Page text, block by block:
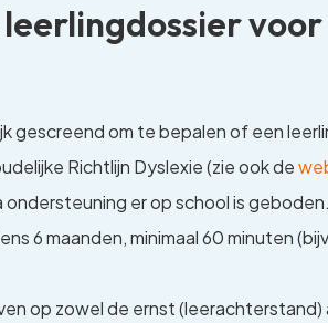
gescreend om te bepalen of een
Richtlijn Dyslexie (zie ook de
er op school is
6 maanden, minimaal 60 minuten
op zowel de ernst